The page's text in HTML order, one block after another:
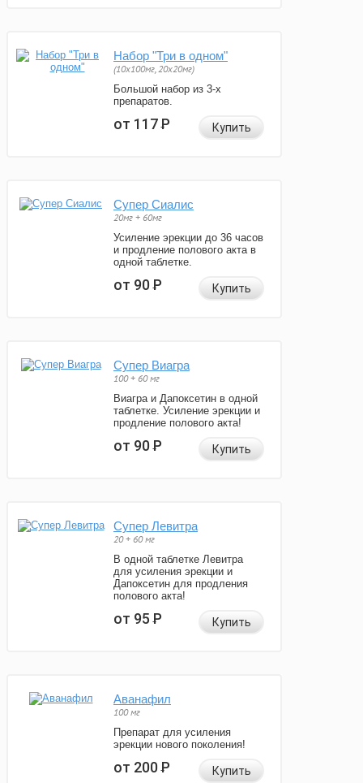
Набор "Три в одном"
(10x100мг, 20x20мг)
Большой набор из 3-х
препаратов.
от 117Р Купить
Супер Сиалис
20мг + 60мг
Усиление эрекции до 36 часов
и продление полового акта в
одной таблетке.
от 90Р Купить
Супер Виагра
100 + 60 мг
Виагра и Дапоксетин в одной
таблетке. Усиление эрекции и
продление полового акта!
от 90Р Купить
Супер Левитра
20 + 60 мг
В одной таблетке Левитра
для усиления эрекции и
Дапоксетин для продления
полового акта!
от 95Р Купить
Аванафил
100 мг
Препарат для усиления
эрекции нового поколения!
от 200Р Купить